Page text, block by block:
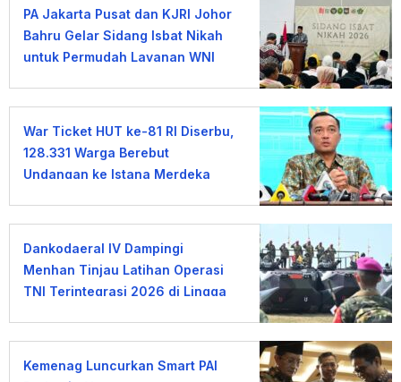
PA Jakarta Pusat dan KJRI Johor
Bahru Gelar Sidang Isbat Nikah
untuk Permudah Layanan WNI
War Ticket HUT ke-81 RI Diserbu,
128.331 Warga Berebut
Undangan ke Istana Merdeka
Dankodaeral IV Dampingi
Menhan Tinjau Latihan Operasi
TNI Terintegrasi 2026 di Lingga
Kemenag Luncurkan Smart PAI